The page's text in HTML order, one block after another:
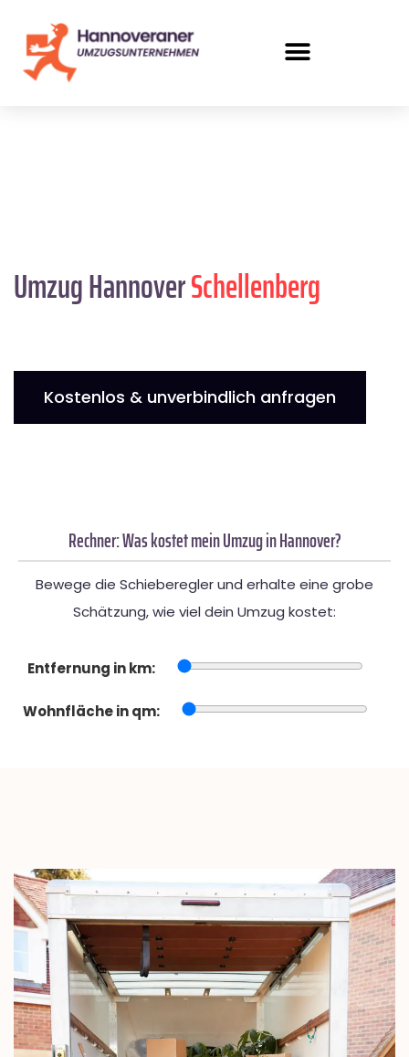
Umzug HannoverSchellenberg
Kostenlos & unverbindlich anfragen
Rechner: Was kostet mein Umzug in Hannover?
Bewege die Schieberegler und erhalte eine grobe
Schätzung, wie viel dein Umzug kostet:
Entfernung in km:
Wohnfläche in qm: